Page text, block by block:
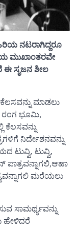
ನಟರಾಗಿದ್ದರೂ
ಮುಖಾಂತರವೇ
ಈ ಸೃಜನ ಶೀಲ
ಮಾಡಲು
ರಂಗ ಭೂಮಿ,
ಕೆಲಸವನ್ನು
ನಿರ್ದೇಶನವನ್ನು
ಟುವ್ವಿ, ಟುವ್ವಿ,
ಪಾತ್ರವನ್ನಾಗಲಿ,ಆಹಾ
ಮರೆಯಲು
ಸಾಮರ್ಥ್ಯವನ್ನು
ಹೇಳಿದರೆ